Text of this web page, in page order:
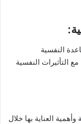
:
النفسية
التأثيرات النفسية
العناية بها خلال